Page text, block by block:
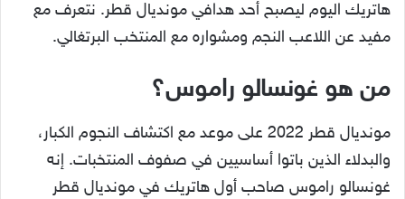
هاتريك اليوم ليصبح أحد هدافي مونديال قطر. نتعرف مع
مفيد عن اللاعب النجم ومشواره مع المنتخب البرتغالي.
من هو غونسالو راموس؟
مونديال قطر 2022 على موعد مع اكتشاف النجوم الكبار،
والبدلاء الذين باتوا أساسيين في صفوف المنتخبات. إنه
غونسالو راموس صاحب أول هاتريك في مونديال قطر